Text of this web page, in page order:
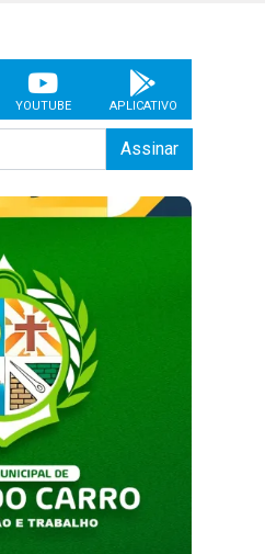
YOUTUBE APLICATIVO
Assinar